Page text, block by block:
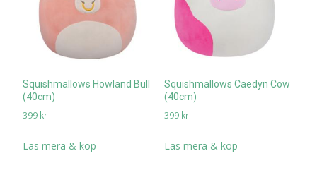
Squishmallows Howland Bull
(40cm)
399 kr
Läs mera & köp
Squishmallows Caedyn Cow
(40cm)
399 kr
Läs mera & köp